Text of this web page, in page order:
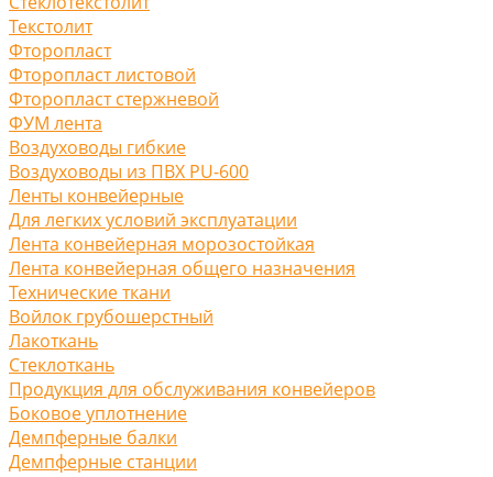
Текстолит
Фторопласт
Фторопласт листовой
Фторопласт стержневой
ФУМ лента
Воздуховоды гибкие
Воздуховоды из ПВХ PU-600
Ленты конвейерные
Для легких условий эксплуатации
Лента конвейерная морозостойкая
Лента конвейерная общего назначения
Технические ткани
Войлок грубошерстный
Лакоткань
Стеклоткань
Продукция для обслуживания конвейеров
Боковое уплотнение
Демпферные балки
Демпферные станции